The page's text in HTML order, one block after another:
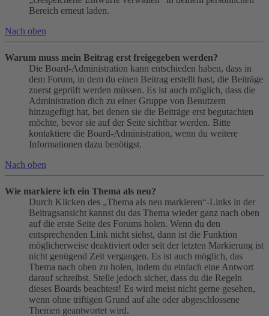
Bereich erneut laden.
Nach oben
Warum muss mein Beitrag erst freigegeben werden?
Die Board-Administration kann entschieden haben, dass in
dem Forum, in dem du einen Beitrag erstellt hast, die Beiträge
zuerst geprüft werden müssen. Es ist auch möglich, dass die
Administration dich zu einer Gruppe von Benutzern
hinzugefügt hat, bei denen sie die Beiträge erst begutachten
möchte, bevor sie auf der Seite sichtbar werden. Bitte
kontaktiere die Board-Administration, wenn du weitere
Informationen dazu benötigst.
Nach oben
Wie markiere ich ein Thema als neu?
Durch Klicken des „Thema als neu markieren“-Links in der
Beitragsansicht kannst du das Thema wieder ganz nach oben
auf die erste Seite des Forums holen. Wenn du den
entsprechenden Link nicht siehst, dann ist die Funktion
möglicherweise deaktiviert oder seit der letzten Markierung ist
nicht genügend Zeit vergangen. Es ist auch möglich, das
Thema nach oben zu holen, indem du einfach eine Antwort
darauf schreibst. Stelle jedoch sicher, dass du die Regeln
dieses Boards beachtest! Es wird meist nicht gerne gesehen,
wenn ohne triftigen Grund auf alte oder abgeschlossene
Themen geantwortet wird.